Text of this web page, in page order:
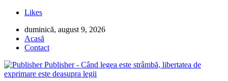
Likes
duminică, august 9, 2026
Acasă
Contact
Publisher - Când legea este strâmbă, libertatea de
exprimare este deasupra legii